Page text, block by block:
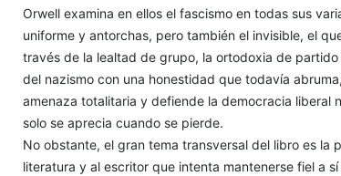
Orwell examina en ellos el fascismo en todas sus
uniforme y antorchas, pero también el invisible, el
través de la lealtad de grupo, la ortodoxia de
del nazismo con una honestidad que todavía
amenaza totalitaria y defiende la democracia liberal
solo se aprecia cuando se pierde.
No obstante, el gran tema transversal del libro es la
literatura y al escritor que intenta mantenerse fiel a